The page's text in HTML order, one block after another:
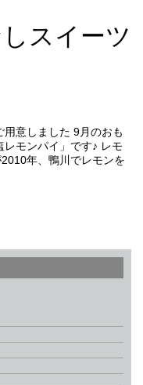
スイーツ
意しました 9月のおも
モンパイ」です♪ レモ
年、鴨川でレモンを